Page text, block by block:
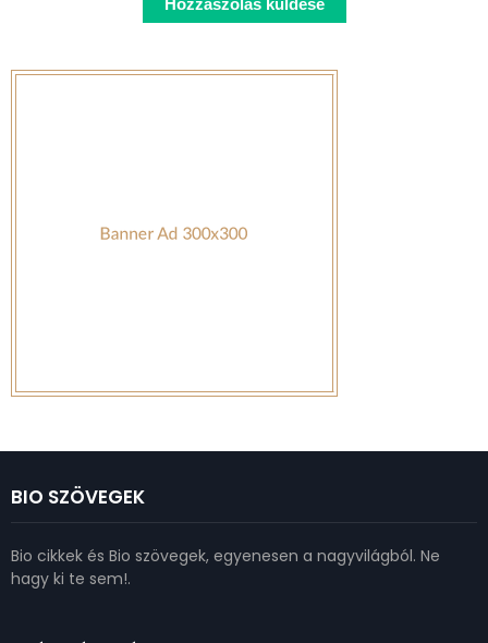
BIO SZÖVEGEK
Bio cikkek és Bio szövegek, egyenesen a nagyvilágból. Ne
hagy ki te sem!.